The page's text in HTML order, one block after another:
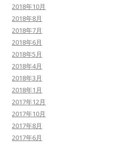
2018年10月
2018年8月
2018年7月
2018年6月
2018年5月
2018年4月
2018年3月
2018年1月
2017年12月
2017年10月
2017年8月
2017年6月